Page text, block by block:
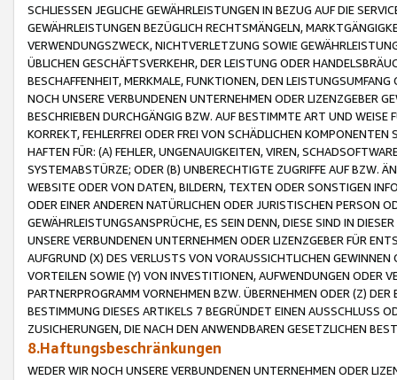
SCHLIESSEN JEGLICHE GEWÄHRLEISTUNGEN IN BEZUG AUF DIE
GEWÄHRLEISTUNGEN BEZÜGLICH RECHTSMÄNGELN,
VERWENDUNGSZWECK, NICHTVERLETZUNG SOWIE
ÜBLICHEN GESCHÄFTSVERKEHR, DER LEISTUNG ODER
BESCHAFFENHEIT, MERKMALE, FUNKTIONEN, DEN
NOCH UNSERE VERBUNDENEN UNTERNEHMEN ODER LIZENZGEBER
BESCHRIEBEN DURCHGÄNGIG BZW. AUF BESTIMMTE ART UND
KORREKT, FEHLERFREI ODER FREI VON SCHÄDLICHEN
HAFTEN FÜR: (A) FEHLER, UNGENAUIGKEITEN, VIREN,
SYSTEMABSTÜRZE; ODER (B) UNBERECHTIGTE ZUGRIFFE AUF BZW.
WEBSITE ODER VON DATEN, BILDERN, TEXTEN ODER SONSTIGEN
ODER EINER ANDEREN NATÜRLICHEN ODER JURISTISCHEN PERSON
GEWÄHRLEISTUNGSANSPRÜCHE, ES SEIN DENN, DIESE SIND IN
UNSERE VERBUNDENEN UNTERNEHMEN ODER LIZENZGEBER FÜR
AUFGRUND (X) DES VERLUSTS VON VORAUSSICHTLICHEN
VORTEILEN SOWIE (Y) VON INVESTITIONEN, AUFWENDUNGEN ODER
PARTNERPROGRAMM VORNEHMEN BZW. ÜBERNEHMEN ODER (Z)
BESTIMMUNG DIESES ARTIKELS 7 BEGRÜNDET EINEN AUSSCHLUSS
ZUSICHERUNGEN, DIE NACH DEN ANWENDBAREN GESETZLICHEN
8.Haftungsbeschränkungen
WEDER WIR NOCH UNSERE VERBUNDENEN UNTERNEHMEN ODER